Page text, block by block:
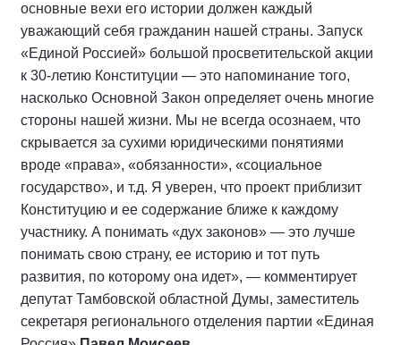
основные вехи его истории должен каждый
уважающий себя гражданин нашей страны. Запуск
«Единой Россией» большой просветительской акции
к 30-летию Конституции — это напоминание того,
насколько Основной Закон определяет очень многие
стороны нашей жизни. Мы не всегда осознаем, что
скрывается за сухими юридическими понятиями
вроде «права», «обязанности», «социальное
государство», и т.д. Я уверен, что проект приблизит
Конституцию и ее содержание ближе к каждому
участнику. А понимать «дух законов» — это лучше
понимать свою страну, ее историю и тот путь
развития, по которому она идет», — комментирует
депутат Тамбовской областной Думы, заместитель
секретаря регионального отделения партии «Единая